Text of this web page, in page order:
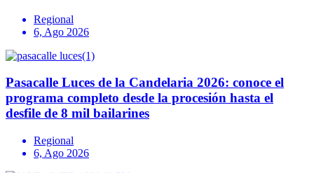
Regional
6, Ago 2026
Pasacalle Luces de la Candelaria 2026: conoce el
programa completo desde la procesión hasta el
desfile de 8 mil bailarines
Regional
6, Ago 2026